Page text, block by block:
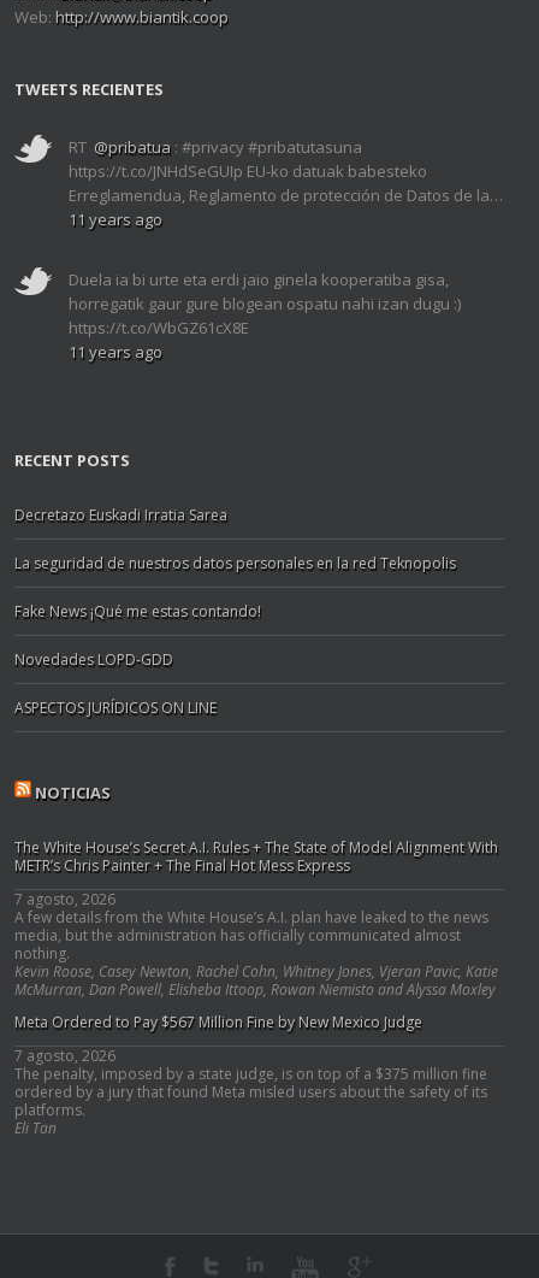
Web: http://www.biantik.coop
TWEETS RECIENTES
RT @pribatua : #privacy #pribatutasuna
https://t.co/JNHdSeGUIp EU-ko datuak babesteko
Erreglamendua, Reglamento de protección de Datos de la…
11 years ago
Duela ia bi urte eta erdi jaio ginela kooperatiba gisa,
horregatik gaur gure blogean ospatu nahi izan dugu :)
https://t.co/WbGZ61cX8E
11 years ago
RECENT POSTS
Decretazo Euskadi Irratia Sarea
La seguridad de nuestros datos personales en la red Teknopolis
Fake News ¡Qué me estas contando!
Novedades LOPD-GDD
ASPECTOS JURÍDICOS ON LINE
NOTICIAS
The White House’s Secret A.I. Rules + The State of Model Alignment With
METR’s Chris Painter + The Final Hot Mess Express
7 agosto, 2026
A few details from the White House’s A.I. plan have leaked to the news
media, but the administration has officially communicated almost
nothing.
Kevin Roose, Casey Newton, Rachel Cohn, Whitney Jones, Vjeran Pavic, Katie
McMurran, Dan Powell, Elisheba Ittoop, Rowan Niemisto and Alyssa Moxley
Meta Ordered to Pay $567 Million Fine by New Mexico Judge
7 agosto, 2026
The penalty, imposed by a state judge, is on top of a $375 million fine
ordered by a jury that found Meta misled users about the safety of its
platforms.
Eli Tan